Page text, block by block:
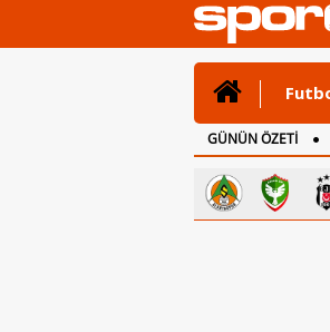
GÜNÜN ÖZETİ
CANLI ANLATIM